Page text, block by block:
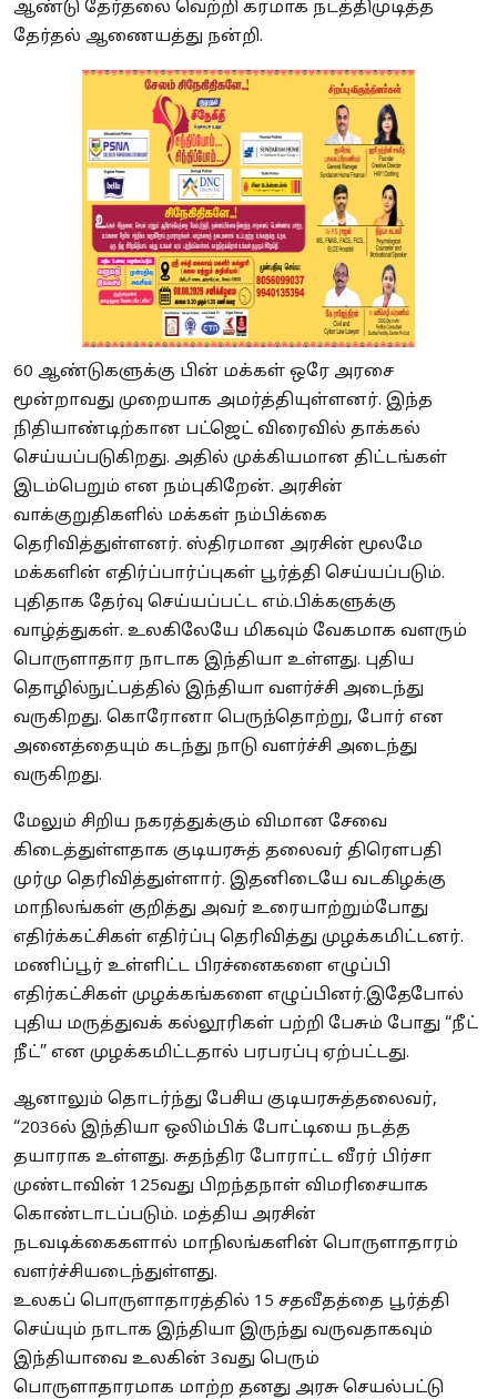
ஆண்டு தேர்தலை வெற்றி கரமாக நடத்திமுடித்த
தேர்தல் ஆணையத்து நன்றி.
60 ஆண்டுகளுக்கு பின் மக்கள் ஒரே அரசை
மூன்றாவது முறையாக அமர்த்தியுள்ளனர். இந்த
நிதியாண்டிற்கான பட்ஜெட் விரைவில் தாக்கல்
செய்யப்படுகிறது. அதில் முக்கியமான திட்டங்கள்
இடம்பெறும் என நம்புகிறேன். அரசின்
வாக்குறுதிகளில் மக்கள் நம்பிக்கை
தெரிவித்துள்ளனர். ஸ்திரமான அரசின் மூலமே
மக்களின் எதிர்ப்பார்ப்புகள் பூர்த்தி செய்யப்படும்.
புதிதாக தேர்வு செய்யப்பட்ட எம்.பிக்களுக்கு
வாழ்த்துகள். உலகிலேயே மிகவும் வேகமாக வளரும்
பொருளாதார நாடாக இந்தியா உள்ளது. புதிய
தொழில்நுட்பத்தில் இந்தியா வளர்ச்சி அடைந்து
வருகிறது. கொரோனா பெருந்தொற்று, போர் என
அனைத்தையும் கடந்து நாடு வளர்ச்சி அடைந்து
வருகிறது.
மேலும் சிறிய நகரத்துக்கும் விமான சேவை
கிடைத்துள்ளதாக குடியரசுத் தலைவர் திரௌபதி
முர்மு தெரிவித்துள்ளார். இதனிடையே வடகிழக்கு
மாநிலங்கள் குறித்து அவர் உரையாற்றும்போது
எதிர்க்கட்சிகள் எதிர்ப்பு தெரிவித்து முழக்கமிட்டனர்.
மணிப்பூர் உள்ளிட்ட பிரச்னைகளை எழுப்பி
எதிர்கட்சிகள் முழக்கங்களை எழுப்பினர்.இதேபோல்
புதிய மருத்துவக் கல்லூரிகள் பற்றி பேசும் போது “நீட்
நீட்” என முழக்கமிட்டதால் பரபரப்பு ஏற்பட்டது.
ஆனாலும் தொடர்ந்து பேசிய குடியரசுத்தலைவர்,
“2036ல் இந்தியா ஒலிம்பிக் போட்டியை நடத்த
தயாராக உள்ளது. சுதந்திர போராட்ட வீரர் பிர்சா
முண்டாவின் 125வது பிறந்தநாள் விமரிசையாக
கொண்டாடப்படும். மத்திய அரசின்
நடவடிக்கைகளால் மாநிலங்களின் பொருளாதாரம்
வளர்ச்சியடைந்துள்ளது.
உலகப் பொருளாதாரத்தில் 15 சதவீதத்தை பூர்த்தி
செய்யும் நாடாக இந்தியா இருந்து வருவதாகவும்
இந்தியாவை உலகின் 3வது பெரும்
பொருளாதாரமாக மாற்ற தனது அரசு செயல்பட்டு